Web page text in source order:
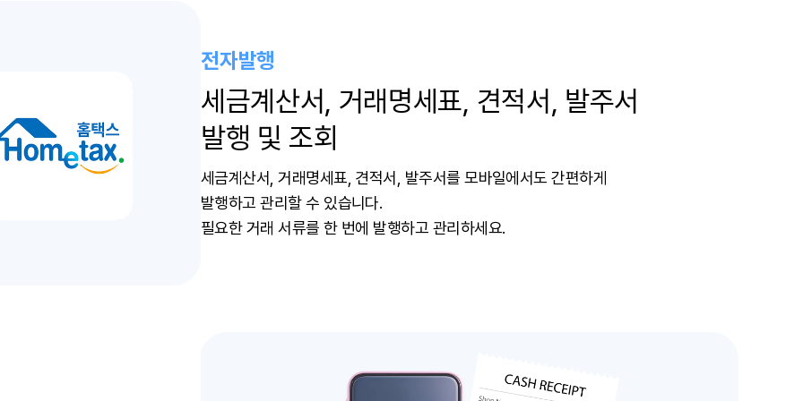
전자발행
세금계산서, 거래명세표, 견적서, 발주서
발행 및 조회
세금계산서, 거래명세표, 견적서, 발주서를 모바일에서도 간편하게
발행하고 관리할 수 있습니다.
필요한 거래 서류를 한 번에 발행하고 관리하세요.